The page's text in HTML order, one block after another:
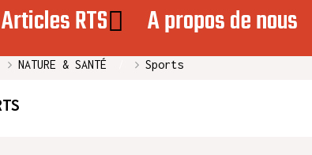
Articles RTS A propos de nous
NATURE & SANTÉ Sports